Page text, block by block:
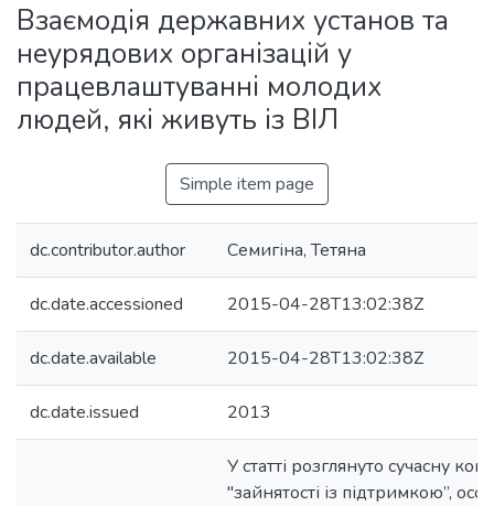
Statistics
Взаємодія державних установ та
неурядових організацій у
працевлаштуванні молодих
людей, які живуть із ВІЛ
Simple item page
dc.contributor.author Семигіна, Тетяна
dc.date.accessioned 2015-04-28T13:02:38Z
dc.date.available 2015-04-28T13:02:38Z
dc.date.issued 2013
У статті розглянуто сучасну
"зайнятості із підтримкою”,